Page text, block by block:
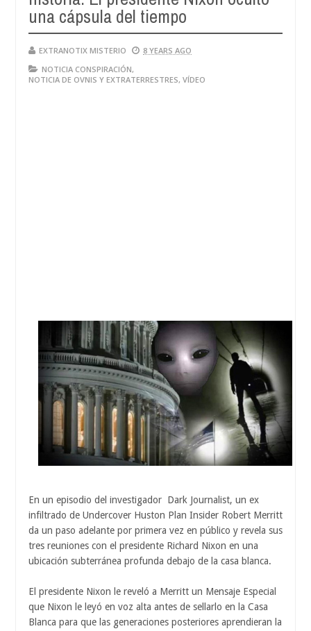
una cápsula del tiempo
EXTRANOTIX MISTERIO
8 YEARS AGO
NOTICIA CONSPIRACIÓN,
NOTICIA DE OVNIS Y EXTRATERRESTRES, VÍDEO
En un episodio del investigador Dark Journalist, un ex
infiltrado de Undercover Huston Plan Insider Robert Merritt
da un paso adelante por primera vez en público y revela sus
tres reuniones con el presidente Richard Nixon en una
ubicación subterránea profunda debajo de la casa blanca.
El presidente Nixon le reveló a Merritt un Mensaje Especial
que Nixon le leyó en voz alta antes de sellarlo en la Casa
Blanca para que las generaciones posteriores aprendieran la